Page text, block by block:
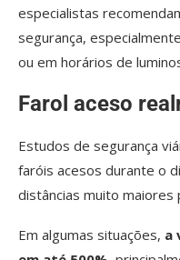
especialistas
segurança,
ou em horários de
Farol aceso
Estudos de segurança
faróis acesos durante o
distâncias muito
Em algumas situações, a